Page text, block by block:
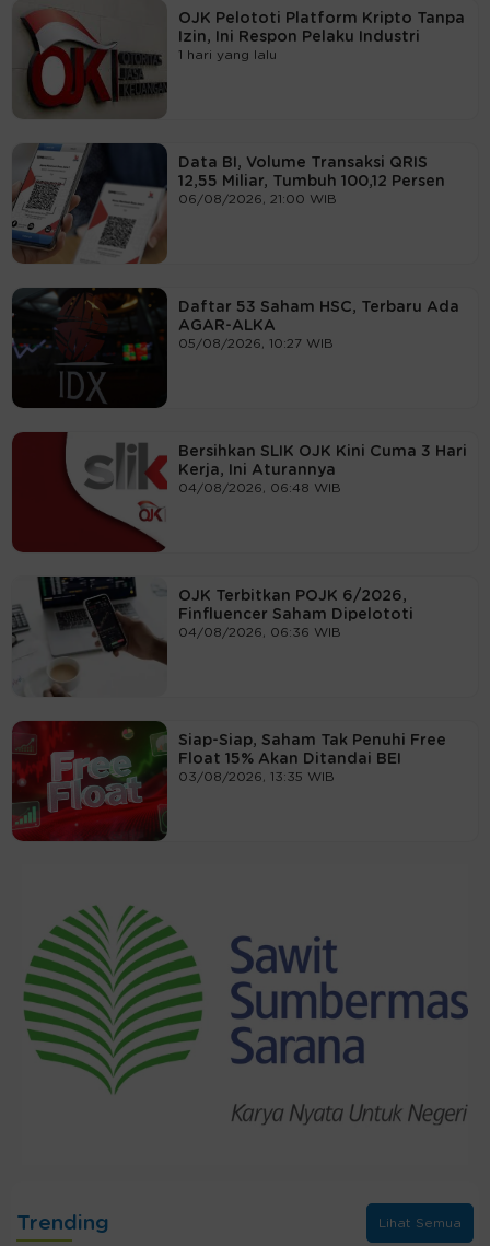
OJK Pelototi Platform Kripto Tanpa
Izin, Ini Respon Pelaku Industri
1 hari yang lalu
Data BI, Volume Transaksi QRIS
12,55 Miliar, Tumbuh 100,12 Persen
06/08/2026, 21:00 WIB
Daftar 53 Saham HSC, Terbaru Ada
AGAR-ALKA
05/08/2026, 10:27 WIB
Bersihkan SLIK OJK Kini Cuma 3 Hari
Kerja, Ini Aturannya
04/08/2026, 06:48 WIB
OJK Terbitkan POJK 6/2026,
Finfluencer Saham Dipelototi
04/08/2026, 06:36 WIB
Siap-Siap, Saham Tak Penuhi Free
Float 15% Akan Ditandai BEI
03/08/2026, 13:35 WIB
Trending Lihat Semua